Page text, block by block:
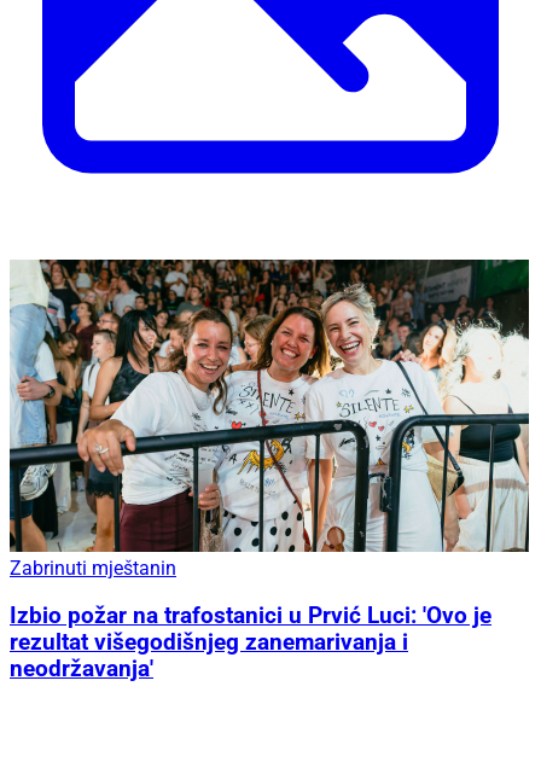
Zabrinuti mještanin
Izbio požar na trafostanici u Prvić Luci: 'Ovo je
rezultat višegodišnjeg zanemarivanja i
neodržavanja'